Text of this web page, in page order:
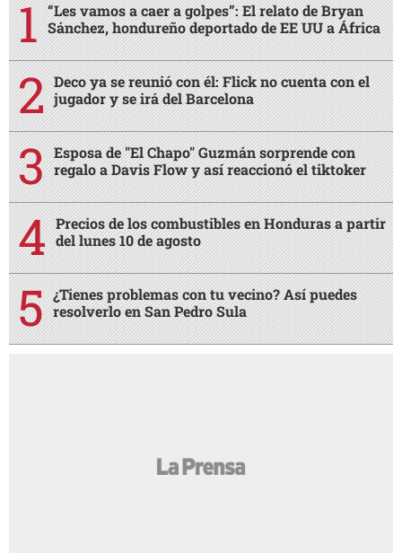
“Les vamos a caer a golpes”: El relato de Bryan
Sánchez, hondureño deportado de EE UU a África
Deco ya se reunió con él: Flick no cuenta con el
jugador y se irá del Barcelona
Esposa de "El Chapo" Guzmán sorprende con
regalo a Davis Flow y así reaccionó el tiktoker
Precios de los combustibles en Honduras a partir
del lunes 10 de agosto
¿Tienes problemas con tu vecino? Así puedes
resolverlo en San Pedro Sula